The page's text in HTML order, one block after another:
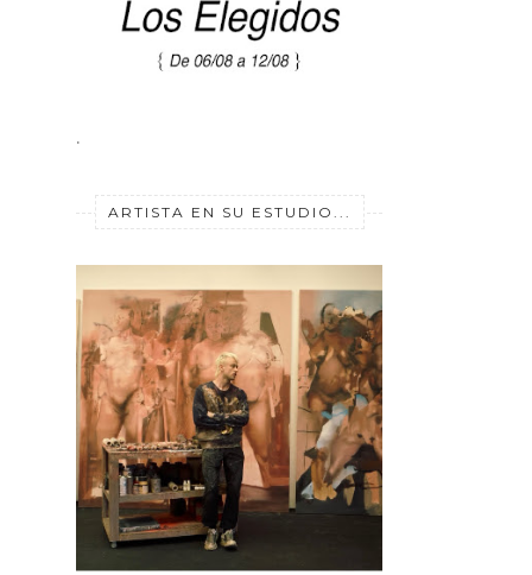
.
ARTISTA EN SU ESTUDIO...